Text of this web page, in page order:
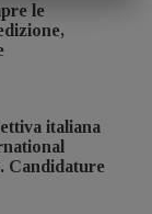
le
italiana
Candidature